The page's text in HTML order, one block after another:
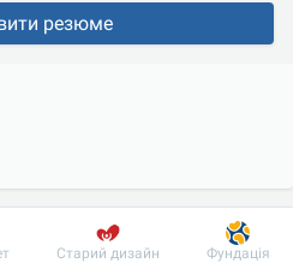
резюме
Пацієнту
Старий дизайн Фундація